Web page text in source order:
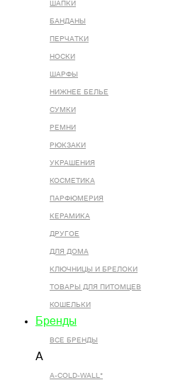
ШАПКИ
БАНДАНЫ
ПЕРЧАТКИ
НОСКИ
ШАРФЫ
НИЖНЕЕ БЕЛЬЕ
СУМКИ
РЕМНИ
РЮКЗАКИ
УКРАШЕНИЯ
КОСМЕТИКА
ПАРФЮМЕРИЯ
КЕРАМИКА
ДРУГОЕ
ДЛЯ ДОМА
КЛЮЧНИЦЫ И БРЕЛОКИ
ТОВАРЫ ДЛЯ ПИТОМЦЕВ
КОШЕЛЬКИ
Бренды
ВСЕ БРЕНДЫ
A
A-COLD-WALL*